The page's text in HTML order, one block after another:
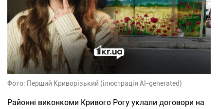
Фото: Перший Криворізький (ілюстрація AI-generated)
Районні виконкоми Кривого Рогу уклали договори на